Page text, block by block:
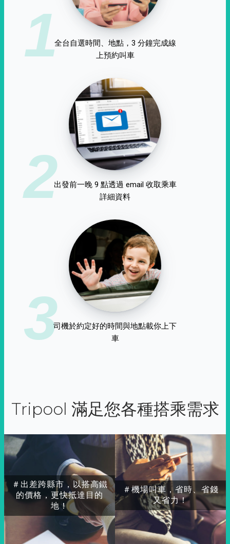
1全台自選時間、地點，3 分鐘完成線
上預約叫車
2出發前一晚 9 點透過 email 收取乘車
詳細資料
3司機於約定好的時間與地點載你上下
車
Tripool 滿足您各種搭乘需求
＃出差跨縣市，以搭高鐵
的價格，更快抵達目的
地！
＃機場叫車，省時、省錢
又省力！